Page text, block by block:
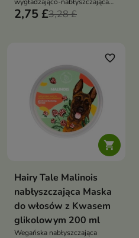
pielęgnacja, która redukuje
2,75 £3,28 £

favorite_border
Hairy Tale Malinois
nabłyszczająca Maska
do włosów z Kwasem
glikolowym 200 ml
Wegańska nabłyszczająca